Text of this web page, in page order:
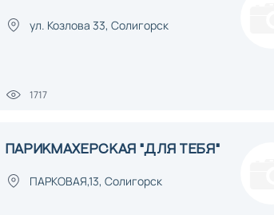
ул. Козлова 33, Солигорск
1717
ПАРИКМАХЕРСКАЯ "ДЛЯ ТЕБЯ"
ПАРКОВАЯ,13, Солигорск